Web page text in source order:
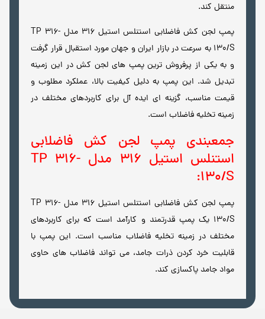
منتقل کند.
پمپ لجن کش فاضلابی استنلس استیل 316 مدل TP 316-
130/S به سرعت در بازار ایران و جهان مورد استقبال قرار گرفت
و به یکی از پرفروش ترین پمپ های لجن کش در این زمینه
تبدیل شد. این پمپ به دلیل کیفیت بالا، عملکرد مطلوب و
قیمت مناسب، گزینه ای ایده آل برای کاربردهای مختلف در
زمینه تخلیه فاضلاب است.
جمعبندی پمپ لجن کش فاضلابی
استنلس استیل 316 مدل TP 316-
130/S:
پمپ لجن کش فاضلابی استنلس استیل 316 مدل TP 316-
130/S یک پمپ قدرتمند و کارآمد است که برای کاربردهای
مختلف در زمینه تخلیه فاضلاب مناسب است. این پمپ با
قابلیت خرد کردن ذرات جامد، می تواند فاضلاب های حاوی
مواد جامد پاکسازی کند.